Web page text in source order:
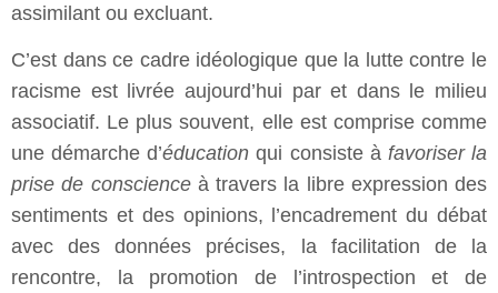
assimilant ou excluant.
C’est dans ce cadre idéologique que la lutte contre le
racisme est livrée aujourd’hui par et dans le milieu
associatif. Le plus souvent, elle est comprise comme
une démarche d’éducation qui consiste à favoriser la
prise de conscienceà travers la libre expression des
sentiments et des opinions, l’encadrement du débat
avec des données précises, la facilitation de la
rencontre, la promotion de l’introspection et de